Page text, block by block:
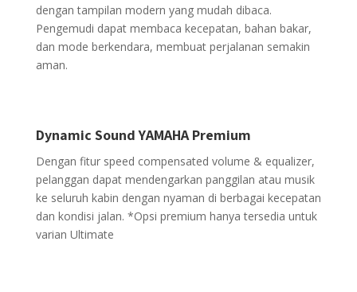
dengan tampilan modern yang mudah dibaca.
Pengemudi dapat membaca kecepatan, bahan bakar,
dan mode berkendara, membuat perjalanan semakin
aman.
Dynamic Sound YAMAHA Premium
Dengan fitur speed compensated volume & equalizer,
pelanggan dapat mendengarkan panggilan atau musik
ke seluruh kabin dengan nyaman di berbagai kecepatan
dan kondisi jalan. *Opsi premium hanya tersedia untuk
varian Ultimate